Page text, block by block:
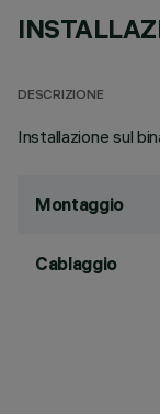
DESCRIZIONE
Installazione sul
Montaggio
Cablaggio